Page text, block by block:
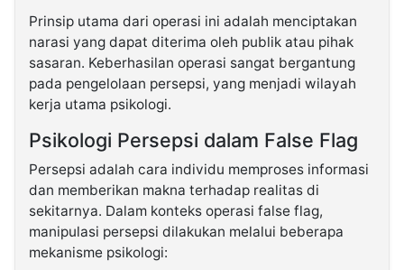
Prinsip utama dari operasi ini adalah menciptakan
narasi yang dapat diterima oleh publik atau pihak
sasaran. Keberhasilan operasi sangat bergantung
pada pengelolaan persepsi, yang menjadi wilayah
kerja utama psikologi.
Psikologi Persepsi dalam False Flag
Persepsi adalah cara individu memproses informasi
dan memberikan makna terhadap realitas di
sekitarnya. Dalam konteks operasi false flag,
manipulasi persepsi dilakukan melalui beberapa
mekanisme psikologi: